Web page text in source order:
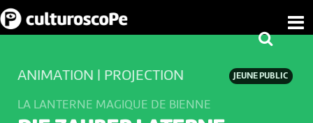
JEUNE PUBLIC
ANIMATION | PROJECTION
LA LANTERNE MAGIQUE DE BIENNE